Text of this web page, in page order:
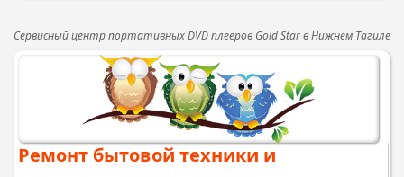
Сервисный центр портативных DVD плееров Gold Star в Нижнем Тагиле
Ремонт бытовой техники и